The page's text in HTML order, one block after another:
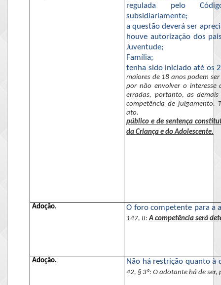
regulada pelo
subsidiariamente;
a questão deverá ser
houve autorização dos
Juventude;
Família;
tenha sido iniciado até os
maiores de 18 anos podem
por não envolver o interesse
erradas, portanto, as
competência de julgamento.
ato.
público e de sentença
da Criança e do Adolescente.
Adoção. O foro competente para a
147, II:A competência será
Adoção. Não há restrição quanto à
42, § 3º: O adotante há de ser,